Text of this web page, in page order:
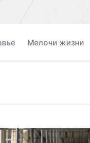
Мелочи жизни